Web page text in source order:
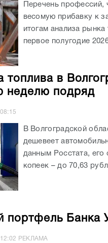
Перечень профессий,
весомую прибавку к
итогам анализа
первое полугодие
топлива в
неделю подряд
08:15
В Волгоградской
дешевеет
данным Росстата, его
копеек – до 70,63
портфель Банка
12:02 РЕКЛАМА